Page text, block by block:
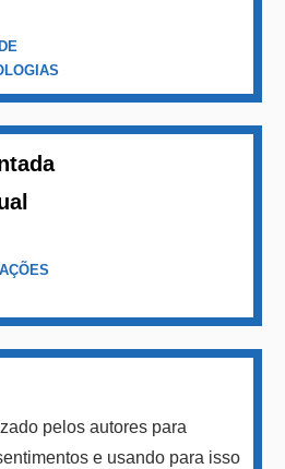
pelos autores para
e usando para isso